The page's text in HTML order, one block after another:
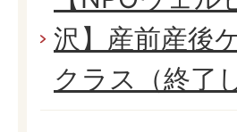
沢】産前産後
クラス（終了